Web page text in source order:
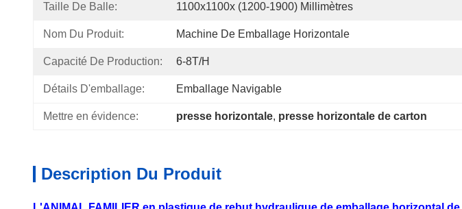
Taille De Balle: 1100x1100x (1200-1900) Millimètres
Nom Du Produit: Machine De Emballage Horizontale
Capacité De Production: 6-8T/H
Détails D'emballage: Emballage Navigable
Mettre en évidence: presse horizontale, presse horizontale de carton
Description Du Produit